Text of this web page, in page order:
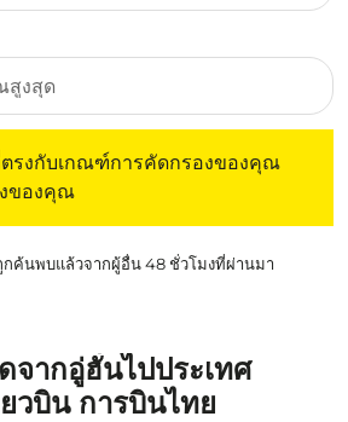
รงกับเกณฑ์การคัดกรองของคุณ
ของคุณ
กค้นพบแล้วจากผู้อื่น 48 ชั่วโมงที่ผ่านมา
จากอู่ฮั่นไปประเทศ
วบิน การบินไทย